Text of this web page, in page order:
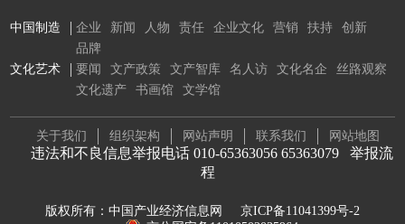
中国制造 企业 新闻 人物 责任 企业文化 营销 扶持
创新
品牌
文化艺术
要闻 文产政策 文产智库 名人访 文化名企
丝路观察
文化遗产
书画馆 文学馆
关于我们 组织架构 网站声明 联系我们 网站地图
违法和不良信息举报电话 010-65363056 65363079 举报流
程
版权所有：中国产业经济信息网
京ICP备11041399号-2